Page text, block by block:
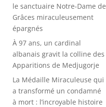
le sanctuaire Notre-Dame de
Grâces miraculeusement
épargnés
À 97 ans, un cardinal
albanais gravit la colline des
Apparitions de Medjugorje
La Médaille Miraculeuse qui
a transformé un condamné
à mort : l’incroyable histoire